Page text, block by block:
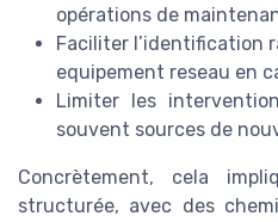
opérations de
Faciliter l’identification
equipement reseau en
Limiter les
souvent sources de
Concrètement, cela
structurée, avec des